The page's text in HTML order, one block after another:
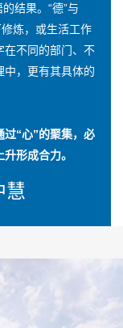
的结果。“德”与
炼，或生活工作
在不同的部门、不
中，更有其具体的
过“心”的聚集，必
形成合力。
慧